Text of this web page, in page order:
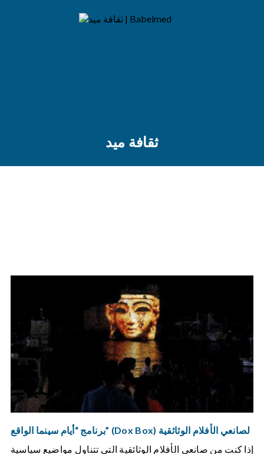
ثقافة ميد
برنامج “أيام سينما الواقع” (Dox Box) لصانعي الأفلام الوثائقية
إذا كنت من صانعي الأفلام الوثائقية التي تتناول مواضيع سياسية